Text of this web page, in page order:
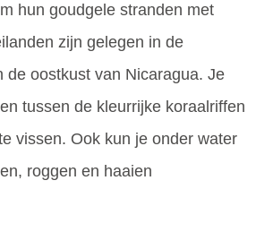
hun goudgele stranden met
zijn gelegen in de
de oostkust van Nicaragua. Je
tussen de kleurrijke koraalriffen
vissen. Ook kun je onder water
roggen en haaien